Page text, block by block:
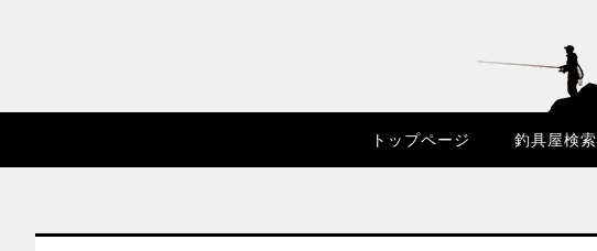
トップページ 釣具屋検索